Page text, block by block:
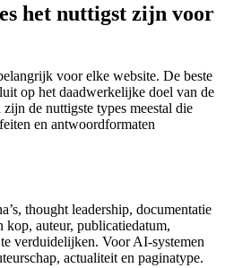
het nuttigst zijn voor
voor elke website. De beste
op het daadwerkelijke doel van de
de nuttigste types meestal die
en antwoordformaten
thought leadership, documentatie
kop, auteur, publicatiedatum,
verduidelijken. Voor AI‑systemen
actualiteit en paginatype.